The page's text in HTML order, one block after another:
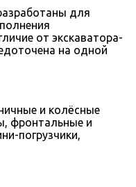
для
от экскаватора-
на одной
и колёсные
фронтальные и
погрузчики,